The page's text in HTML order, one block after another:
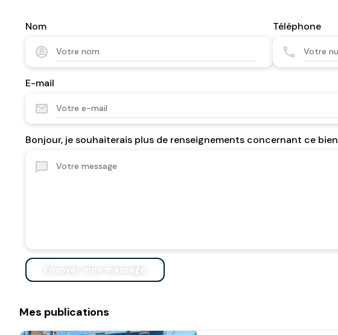
Nom Téléphone
E-mail
Bonjour, je souhaiterais plus de renseignements concernant ce bien
Envoyer mon message
Mes publications